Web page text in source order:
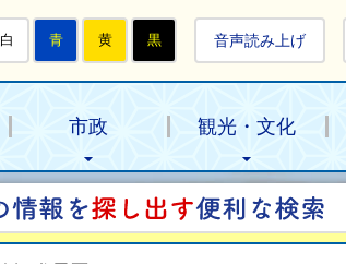
白 青 黄 黒 音声読み上げ
市政 観光・文化